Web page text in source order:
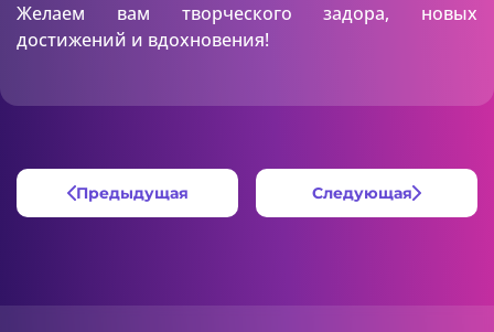
Желаем вам творческого задора, новых
достижений и вдохновения!
Предыдущая Следующая